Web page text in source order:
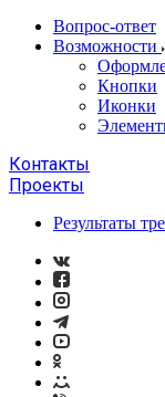
Вопрос-ответ
Возможности
Кнопки
Иконки
Контакты
Проекты
Результаты